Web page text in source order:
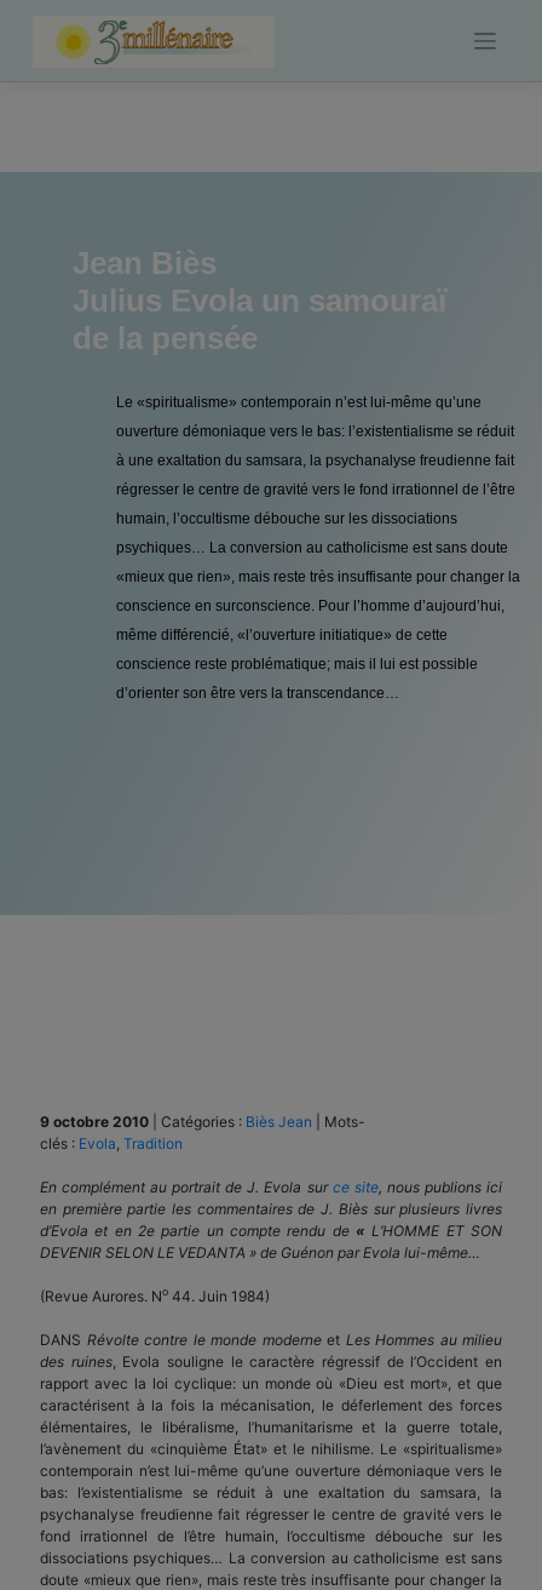
Jean Biès
Julius Evola un samouraï
de la pensée
Le «spiritualisme» contemporain n’est lui-même qu’une
ouverture démoniaque vers le bas: l’existentialisme se réduit
à une exaltation du samsara, la psychanalyse freudienne fait
régresser le centre de gravité vers le fond irrationnel de l’être
humain, l’occultisme débouche sur les dissociations
psychiques… La conversion au catholicisme est sans doute
«mieux que rien», mais reste très insuffisante pour changer la
conscience en surconscience. Pour l’homme d’aujourd’hui,
même différencié, «l’ouverture initiatique» de cette
conscience reste problématique; mais il lui est possible
d’orienter son être vers la transcendance…
9 octobre 2010 Catégories : Biès Jean
Mots-
clés : Evola Tradition
En complément au portrait de J. Evola sur ce site, nous publions ici
en première partie les commentaires de J. Biès sur plusieurs livres
d’Evola et en 2e partie un compte rendu de «L’HOMME ET SON
DEVENIR SELON LE VEDANTA » de Guénon par Evola lui-même…
(Revue Aurores. No 44. Juin 1984)
DANS Révolte contre le monde moderneet Les Hommes au milieu
des ruines, Evola souligne le caractère régressif de l’Occident en
rapport avec la loi cyclique: un monde où «Dieu est mort», et que
caractérisent à la fois la mécanisation, le déferlement des forces
élémentaires, le libéralisme, l’humanitarisme et la guerre totale,
l’avènement du «cinquième État» et le nihilisme. Le «spiritualisme»
contemporain n’est lui-même qu’une ouverture démoniaque vers le
bas: l’existentialisme se réduit à une exaltation du samsara, la
psychanalyse freudienne fait régresser le centre de gravité vers le
fond irrationnel de l’être humain, l’occultisme débouche sur les
dissociations psychiques… La conversion au catholicisme est sans
doute «mieux que rien», mais reste très insuffisante pour changer la